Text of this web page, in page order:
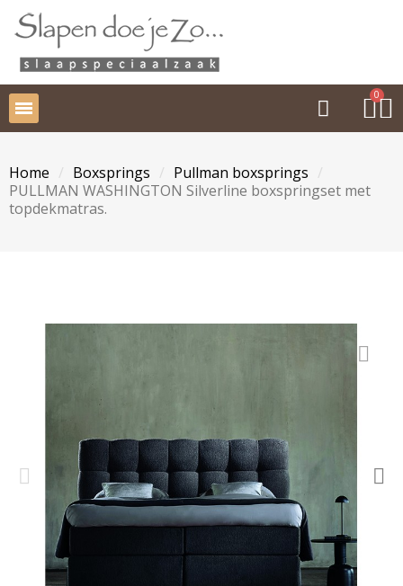
Home Boxsprings
Pullman boxsprings
PULLMAN WASHINGTON Silverline boxspringset met
topdekmatras.